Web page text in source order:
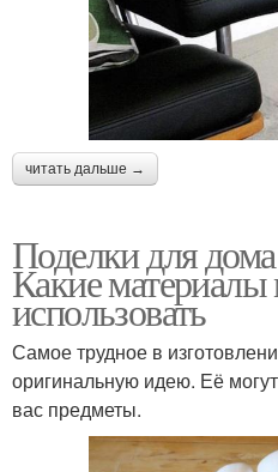
читать дальше →
Поделки для
Какие
использовать
Самое трудное в
оригинальную идею. Её
вас предметы.